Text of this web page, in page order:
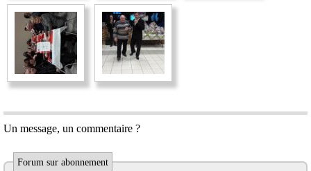
Un message, un commentaire ?
Forum sur abonnement